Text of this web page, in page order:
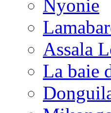
Nyonie
Assala
La baie